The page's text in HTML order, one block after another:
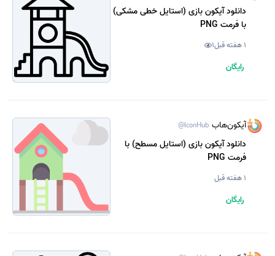
دانلود آیکون بازی (استایل خطی مشکی)
با فرمت PNG
1 هفته قبل 1
رایگان
آیکون‌هاب @IconHub
دانلود آیکون بازی (استایل مسطح) با
فرمت PNG
1 هفته قبل
رایگان